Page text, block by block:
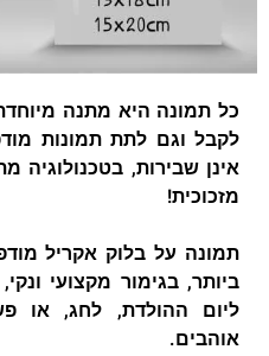
כל תמונה היא מתנה
לקבל וגם לתת תמונות
אינן שבירות, בטכנולוגיה
מזכוכית!
תמונה על בלוק אקריל
ביותר, בגימור מקצועי
ליום ההולדת, לחג, או
אוהבים.